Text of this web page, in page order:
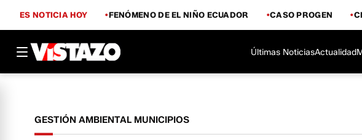
ES NOTICIA HOY FENÓMENO DE EL NIÑO ECUADOR CASO PROGEN
Últimas NoticiasActualidad
GESTIÓN AMBIENTAL MUNICIPIOS